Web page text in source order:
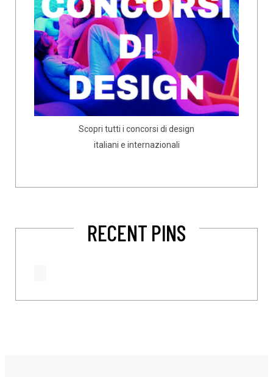
Scopri tutti i concorsi di design
italiani e internazionali
RECENT PINS